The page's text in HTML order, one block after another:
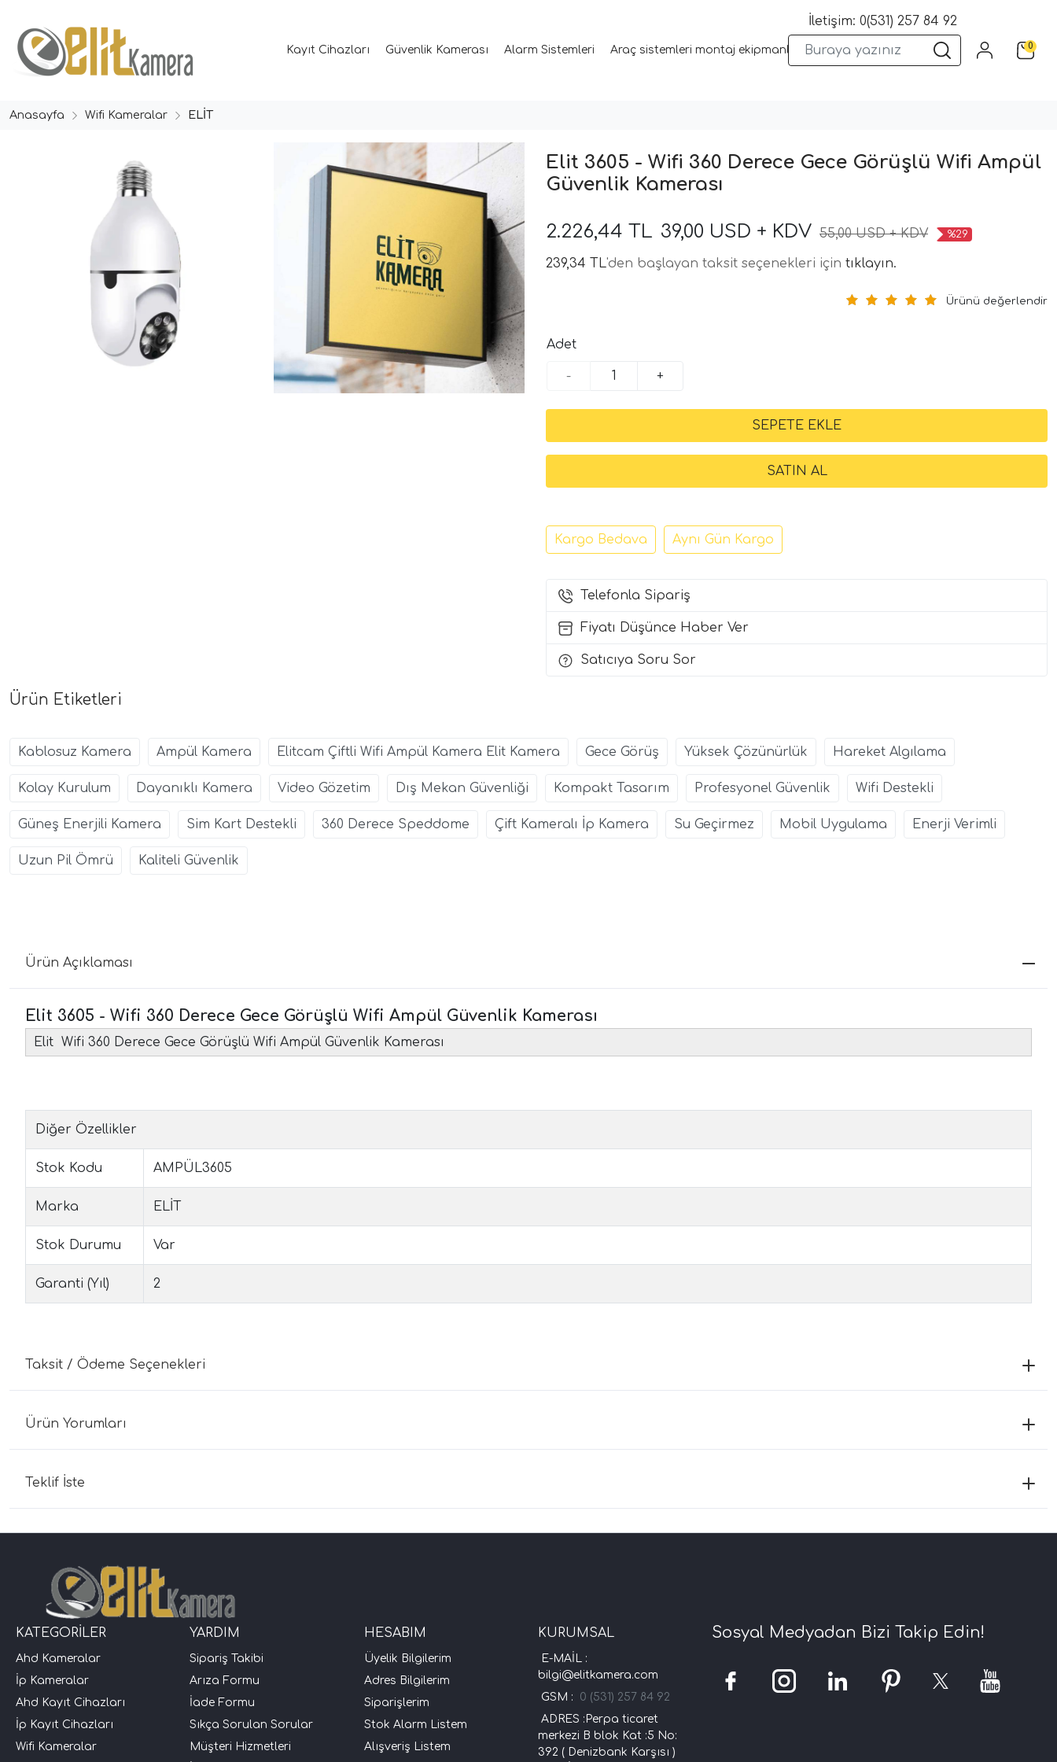
Kayıt Cihazları Güvenlik Kamerası Alarm Sistemleri Araç sistemleri montaj ekipmanları Wifi Kameralar Yangın Sistemleri
İletişim: 0(531) 257 84 92
0
Anasayfa Wifi Kameralar ELİT
Elit 3605 - Wifi 360 Derece Gece Görüşlü Wifi Ampül
Güvenlik Kamerası
2.226,44 TL 39,00 USD + KDV 55,00 USD + KDV %29
239,34 TL'den başlayan taksit seçenekleri için tıklayın.
Ürünü değerlendir
Adet
- +
Kargo Bedava Aynı Gün Kargo
Telefonla Sipariş
Fiyatı Düşünce Haber Ver
Satıcıya Soru Sor
Ürün Etiketleri
Kablosuz Kamera Ampül Kamera Elitcam Çiftli Wifi Ampül Kamera Elit Kamera Gece Görüş Yüksek Çözünürlük Hareket Algılama
Kolay Kurulum Dayanıklı Kamera Video Gözetim Dış Mekan Güvenliği Kompakt Tasarım Profesyonel Güvenlik Wifi Destekli
Güneş Enerjili Kamera Sim Kart Destekli 360 Derece Speddome Çift Kameralı İp Kamera Su Geçirmez Mobil Uygulama Enerji Verimli
Uzun Pil Ömrü Kaliteli Güvenlik
Ürün Açıklaması
Elit 3605 - Wifi 360 Derece Gece Görüşlü Wifi Ampül Güvenlik Kamerası
Elit Wifi 360 Derece Gece Görüşlü Wifi Ampül Güvenlik Kamerası
Diğer Özellikler
Stok Kodu AMPÜL3605
Marka ELİT
Stok Durumu Var
Garanti (Yıl) 2
Taksit / Ödeme Seçenekleri
Ürün Yorumları
Teklif İste
KATEGORİLER
Ahd Kameralar
İp Kameralar
Ahd Kayıt Cihazları
İp Kayıt Cihazları
Wifi Kameralar
YARDIM
Sipariş Takibi
Arıza Formu
İade Formu
Sıkça Sorulan Sorular
Müşteri Hizmetleri
HESABIM
Üyelik Bilgilerim
Adres Bilgilerim
Siparişlerim
Stok Alarm Listem
Alışveriş Listem
KURUMSAL
E-MAİL :
bilgi@elitkamera.com
GSM : 0 (531) 257 84 92
ADRES :Perpa ticaret
merkezi B blok Kat :5 No:
392 ( Denizbank Karşısı )
Sosyal Medyadan Bizi Takip Edin!